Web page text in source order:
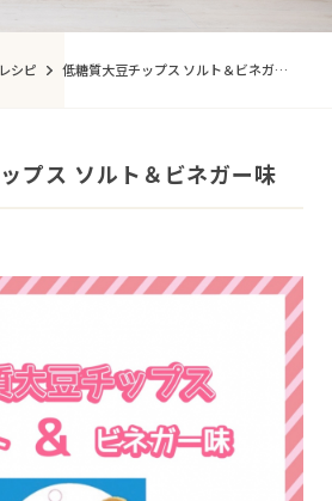
シピ 低糖質大豆チップス ソルト＆ビネガー味
プス ソルト＆ビネガー味